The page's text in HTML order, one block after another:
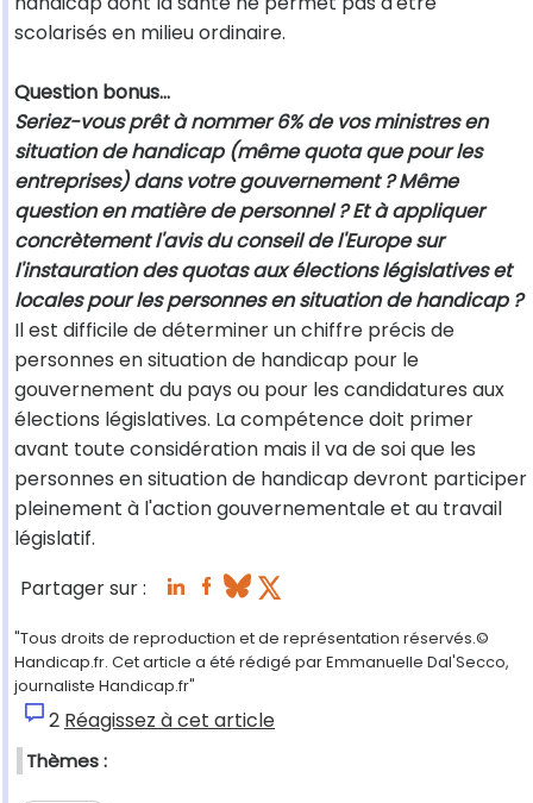
scolarisés en milieu ordinaire.
Question bonus…
Seriez-vous prêt à nommer 6% de vos ministres en
situation de handicap (même quota que pour les
entreprises) dans votre gouvernement ? Même
question en matière de personnel ? Et à appliquer
concrètement l'avis du conseil de l'Europe sur
l'instauration des quotas aux élections législatives et
locales pour les personnes en situation de handicap ?
Il est difficile de déterminer un chiffre précis de
personnes en situation de handicap pour le
gouvernement du pays ou pour les candidatures aux
élections législatives. La compétence doit primer
avant toute considération mais il va de soi que les
personnes en situation de handicap devront participer
pleinement à l'action gouvernementale et au travail
législatif.
Partager sur :
"Tous droits de reproduction et de représentation réservés.©
Handicap.fr. Cet article a été rédigé par Emmanuelle Dal'Secco,
journaliste Handicap.fr"
2 Réagissez à cet article
Thèmes :